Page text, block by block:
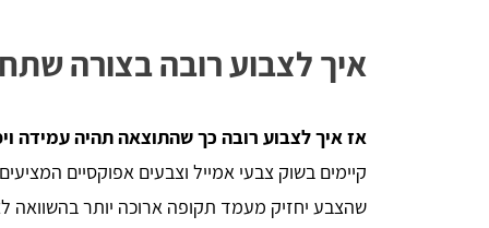
איך לצבוע רובה בצורה
אז איך לצבוע רובה כך שהתוצאה תהיה עמידה
קיימים בשוק צבעי אמייל וצבעים אפוקסיים
שהצבע יחזיק מעמד תקופה ארוכה יותר בהשוואה